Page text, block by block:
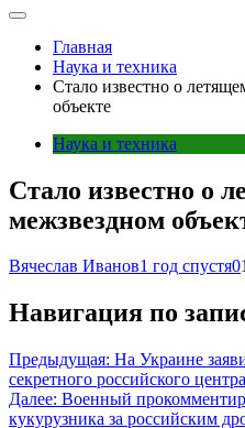
Главная
Наука и техника
Стало известно о
объекте
Наука и техника
Стало известно о
межзвездном
Вячеслав Иванов1 год спустя0
Навигация по
Предыдущая: На Украине
секретного российского
Далее: Военный
кукурузника за российским